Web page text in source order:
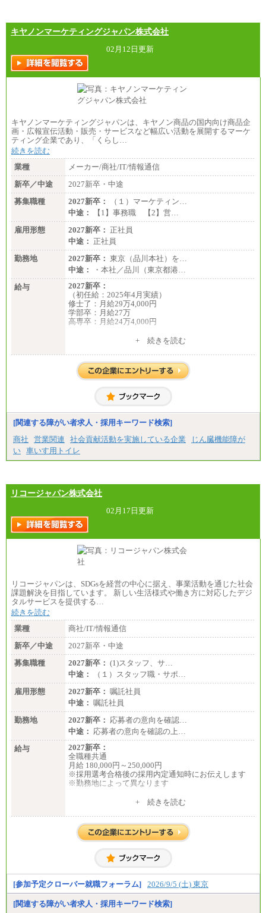
キヤノンマーケティングジャパン株式会社
02月12日更新
キヤノンマーケティングジャパンは、キヤノン商品の国内向け商品企
画・広報宣伝活動・販売・サービスなど幅広い活動を展開するマーケ
ティング企業であり、「くらし…
続きを読む
業種
メーカー/商社/IT/情報通信
新卒／中途
2027新卒・中途
募集職種
2027新卒：
（１）マーケティン…
中途：
【1】事務職 【2】営…
雇用形態
2027新卒： 正社員
中途： 正社員
勤務地
2027新卒： 東京（品川本社）を…
中途：
・本社／品川（東京都港…
給与
2027新卒：
（初任給：2025年4月実績）
修士了：月給29万4,000円
学部卒：月給27万
高専卒：月給24万4,000円
月給 250,000円～350,000円
想定年収 420万円～600万円
入社時の処遇（基本給・賞与）は経験・スキルを考
経験・スキルによっては、記載額を超える場合もあ
※試用期間中も給与に変更はございません。
+ 続きを読む
[関連する障がい者求人・採用キーワード検索]
商社
営業関連 社会貢献活動を実施している企業
じん臓機能障が
い 車いす用トイレ
リコージャパン株式会社
02月17日更新
リコージャパンは、SDGsを経営の中心に据え、事業活動を通じた社会
課題解決を目指しています。 新しい生活様式や働き方に対応したデジ
タルサービスを提供する…
続きを読む
業種
商社/IT/情報通信
新卒／中途
2027新卒・中途
募集職種
2027新卒： (1)スタッフ、サ…
中途：
（１）スタッフ職・サポ…
雇用形態
2027新卒： 嘱託社員
中途： 嘱託社員
勤務地
2027新卒： 応募者の意向を確認…
中途： 応募者の意向を確認の上…
給与
2027新卒：
全職種共通
月給 180,000円～250,000円
※採用選考合格後の採用内定通知時にお伝えします
※勤務地によって異なります
月給 200,000円～250,000円
入社時の処遇は経験・能力を考慮の上、当社規程に
より決定します。
お伝えします。
+ 続きを読む
[参加予定クローバー就職フォーラム] 2026/9/5 (土) 東京
[関連する障がい者求人・採用キーワード検索]